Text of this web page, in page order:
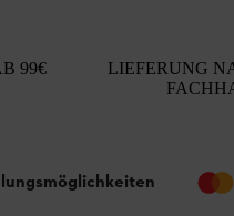
99€
LIEFERUNG